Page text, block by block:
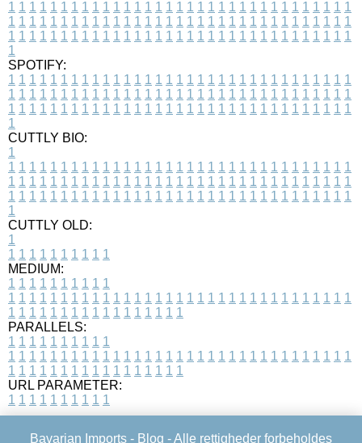
1 1 1 1 1 1 1 1 1 1 1 1 1 1 1 1 1 1 1 1 1 1 1 1 1 1 1 1 1 1 1 1 1
1 1 1 1 1 1 1 1 1 1 1 1 1 1 1 1 1 1 1 1 1 1 1 1 1 1 1 1 1 1 1 1 1
1 1 1 1 1 1 1 1 1 1 1 1 1 1 1 1 1 1 1 1 1 1 1 1 1 1 1 1 1 1 1 1 1
1
SPOTIFY:
1 1 1 1 1 1 1 1 1 1 1 1 1 1 1 1 1 1 1 1 1 1 1 1 1 1 1 1 1 1 1 1 1
1 1 1 1 1 1 1 1 1 1 1 1 1 1 1 1 1 1 1 1 1 1 1 1 1 1 1 1 1 1 1 1 1
1 1 1 1 1 1 1 1 1 1 1 1 1 1 1 1 1 1 1 1 1 1 1 1 1 1 1 1 1 1 1 1 1
1
CUTTLY BIO:
1
1 1 1 1 1 1 1 1 1 1 1 1 1 1 1 1 1 1 1 1 1 1 1 1 1 1 1 1 1 1 1 1 1
1 1 1 1 1 1 1 1 1 1 1 1 1 1 1 1 1 1 1 1 1 1 1 1 1 1 1 1 1 1 1 1 1
1 1 1 1 1 1 1 1 1 1 1 1 1 1 1 1 1 1 1 1 1 1 1 1 1 1 1 1 1 1 1 1 1
1
CUTTLY OLD:
1
1 1 1 1 1 1 1 1 1 1
MEDIUM:
1 1 1 1 1 1 1 1 1 1
1 1 1 1 1 1 1 1 1 1 1 1 1 1 1 1 1 1 1 1 1 1 1 1 1 1 1 1 1 1 1 1 1
1 1 1 1 1 1 1 1 1 1 1 1 1 1 1 1 1
PARALLELS:
1 1 1 1 1 1 1 1 1 1
1 1 1 1 1 1 1 1 1 1 1 1 1 1 1 1 1 1 1 1 1 1 1 1 1 1 1 1 1 1 1 1 1
1 1 1 1 1 1 1 1 1 1 1 1 1 1 1 1 1
URL PARAMETER:
1 1 1 1 1 1 1 1 1 1
Bavarian Imports - Blog - Alle rettigheder forbeholdes